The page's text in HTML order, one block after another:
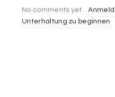
No comments yet.
Unterhaltung zu beginnen